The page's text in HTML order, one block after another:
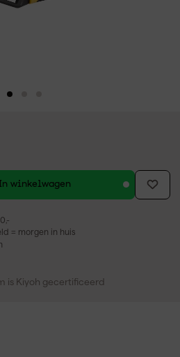
In winkelwagen
= morgen in huis
is Kiyoh gecertificeerd